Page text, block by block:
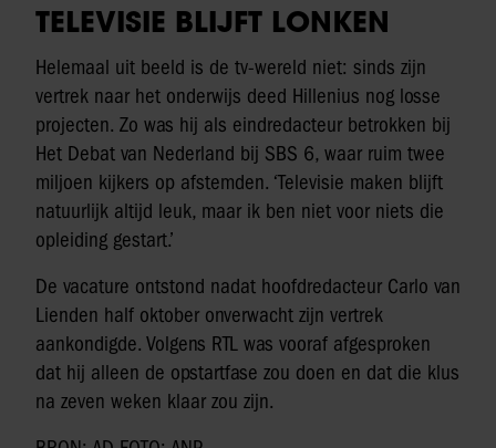
TELEVISIE BLIJFT LONKEN
Helemaal uit beeld is de tv-wereld niet: sinds zijn
vertrek naar het onderwijs deed Hillenius nog losse
projecten. Zo was hij als eindredacteur betrokken bij
Het Debat van Nederland bij SBS 6, waar ruim twee
miljoen kijkers op afstemden. ‘Televisie maken blijft
natuurlijk altijd leuk, maar ik ben niet voor niets die
opleiding gestart.’
De vacature ontstond nadat hoofdredacteur Carlo van
Lienden half oktober onverwacht zijn vertrek
aankondigde. Volgens RTL was vooraf afgesproken
dat hij alleen de opstartfase zou doen en dat die klus
na zeven weken klaar zou zijn.